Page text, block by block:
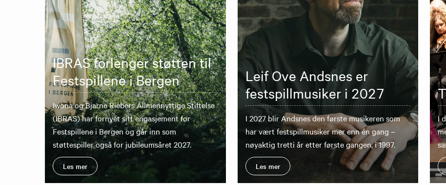
IBRAS forlenger støtten til
Festspillene i Bergen
Iwona og Bjarne Riebers Allmennyttige Stiftelse
(IBRAS) har fornyet sitt engasjement for
Festspillene i Bergen og går inn som
støttespiller også for jubileumsåret 2027.
Les mer
Leif Ove Andsnes er
festspillmusiker i 2027
I 2027 blir Andsnes den første musikeren som
har vært festspillmusiker mer enn én gang –
nøyaktig tretti år etter første gangen, i 1997.
Les mer
I